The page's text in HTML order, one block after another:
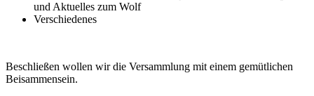
und Aktuelles zum Wolf
Verschiedenes
Beschließen wollen wir die Versammlung mit einem gemütlichen
Beisammensein.